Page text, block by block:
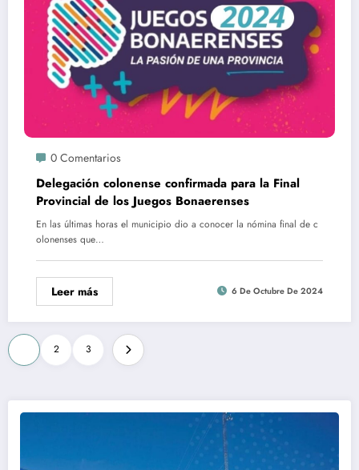
0 Comentarios
Delegación colonense confirmada para la Final
Provincial de los Juegos Bonaerenses
En las últimas horas el municipio dio a conocer la nómina final de c
olonenses que…
Leer más 6 De Octubre De 2024
Paginación
de
entradas
2 3